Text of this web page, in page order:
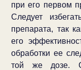
при его первом
Следует
препарата, так
его
обработки ее
той же дозе.